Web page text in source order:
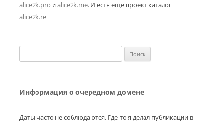
alice2k.pro иalice2k.me. И есть еще проект каталог
alice2k.re
Информация о очередном домене
Даты часто не соблюдаются. Где-то я делал публикации в